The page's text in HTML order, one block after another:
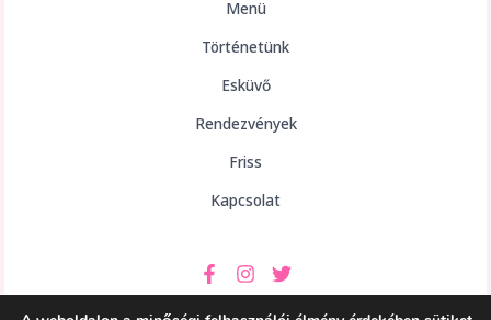
Menü
Történetünk
Esküvő
Rendezvények
Friss
Kapcsolat